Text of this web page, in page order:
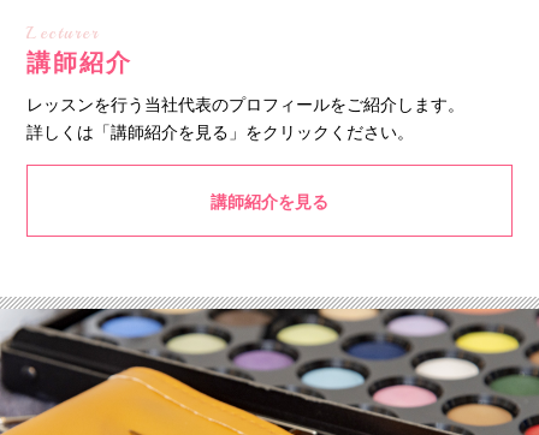
Lecturer
講師紹介
レッスンを行う当社代表のプロフィールをご紹介します。
詳しくは「講師紹介を見る」をクリックください。
講師紹介を見る